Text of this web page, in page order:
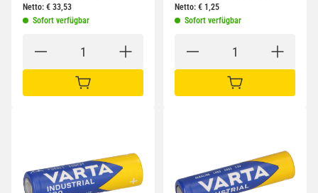
Netto: € 33,53
Sofort verfügbar
IN DEN WARENKORB
Netto: € 1,25
Sofort verfügbar
IN DEN WARENKORB